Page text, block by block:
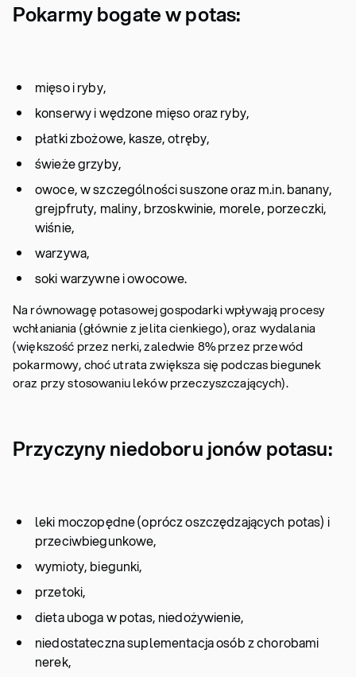
Pokarmy bogate w potas:
mięso i ryby,
konserwy i wędzone mięso oraz ryby,
płatki zbożowe, kasze, otręby,
świeże grzyby,
owoce, w szczególności suszone oraz m.in. banany,
grejpfruty, maliny, brzoskwinie, morele, porzeczki,
wiśnie,
warzywa,
soki warzywne i owocowe.
Na równowagę potasowej gospodarki wpływają procesy
wchłaniania (głównie z jelita cienkiego), oraz wydalania
(większość przez nerki, zaledwie 8% przez przewód
pokarmowy, choć utrata zwiększa się podczas biegunek
oraz przy stosowaniu leków przeczyszczających).
Przyczyny niedoboru jonów potasu:
leki moczopędne (oprócz oszczędzających potas) i
przeciwbiegunkowe,
wymioty, biegunki,
przetoki,
dieta uboga w potas, niedożywienie,
niedostateczna suplementacja osób z chorobami
nerek,